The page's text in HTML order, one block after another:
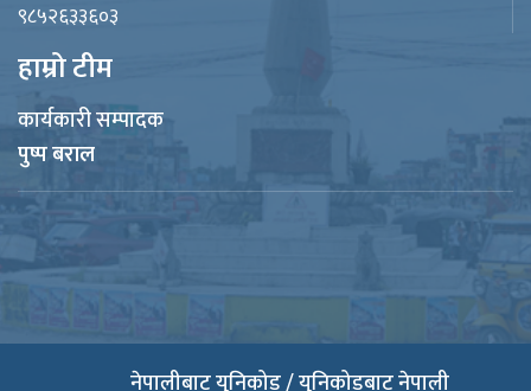
९८५२६३३६०३
हाम्रो टीम
कार्यकारी सम्पादक
पुष्प बराल
नेपालीबाट युनिकोड / युनिकोडबाट नेपाली